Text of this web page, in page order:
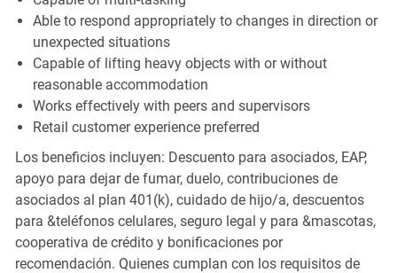
Able to respond appropriately to changes in direction or
unexpected situations
Capable of lifting heavy objects with or without
reasonable accommodation
Works effectively with peers and supervisors
Retail customer experience preferred
Los beneficios incluyen: Descuento para asociados, EAP,
apoyo para dejar de fumar, duelo, contribuciones de
asociados al plan 401(k), cuidado de hijo/a, descuentos
para &teléfonos celulares, seguro legal y para &mascotas,
cooperativa de crédito y bonificaciones por
recomendación. Quienes cumplan con los requisitos de